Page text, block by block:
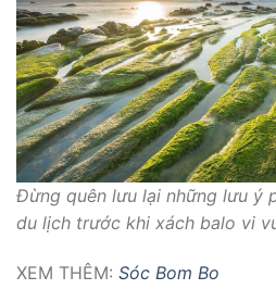
Đừng quên lưu lại những lưu ý
du lịch trước khi xách balo vi
XEM THÊM: Sóc Bom Bo